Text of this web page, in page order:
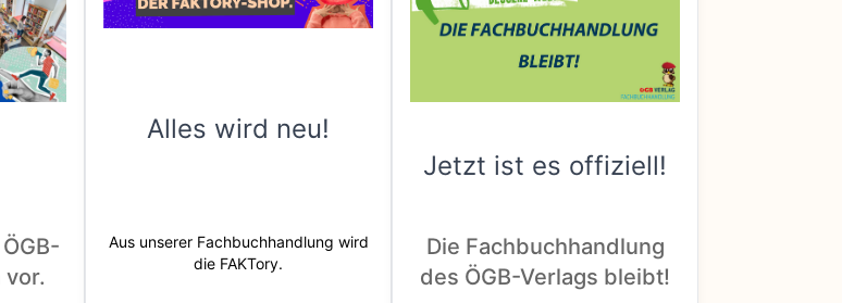
Alles wird neu!
Aus unserer Fachbuchhandlung wird
die FAKTory.
Jetzt ist es offiziell!
Die Fachbuchhandlung
des ÖGB-Verlags bleibt!